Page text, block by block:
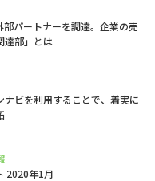
パートナーを調達。企業の売
達部」とは
ナビを利用することで、着実に
2020年1月